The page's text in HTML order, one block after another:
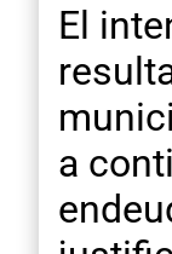
El
a